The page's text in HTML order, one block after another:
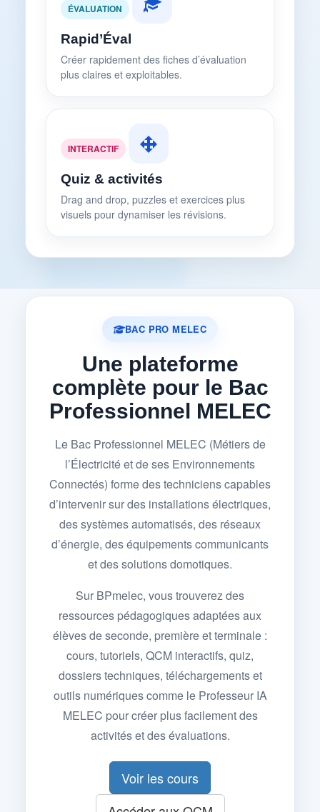
ÉVALUATION
Rapid’Éval
Créer rapidement des fiches d’évaluation
plus claires et exploitables.
INTERACTIF
Quiz & activités
Drag and drop, puzzles et exercices plus
visuels pour dynamiser les révisions.
BAC PRO MELEC
Une plateforme
complète pour le Bac
Professionnel MELEC
Le Bac Professionnel MELEC (Métiers de
l’Électricité et de ses Environnements
Connectés) forme des techniciens capables
d’intervenir sur des installations électriques,
des systèmes automatisés, des réseaux
d’énergie, des équipements communicants
et des solutions domotiques.
Sur BPmelec, vous trouverez des
ressources pédagogiques adaptées aux
élèves de seconde, première et terminale :
cours, tutoriels, QCM interactifs, quiz,
dossiers techniques, téléchargements et
outils numériques comme le Professeur IA
MELEC pour créer plus facilement des
activités et des évaluations.
Voir les cours